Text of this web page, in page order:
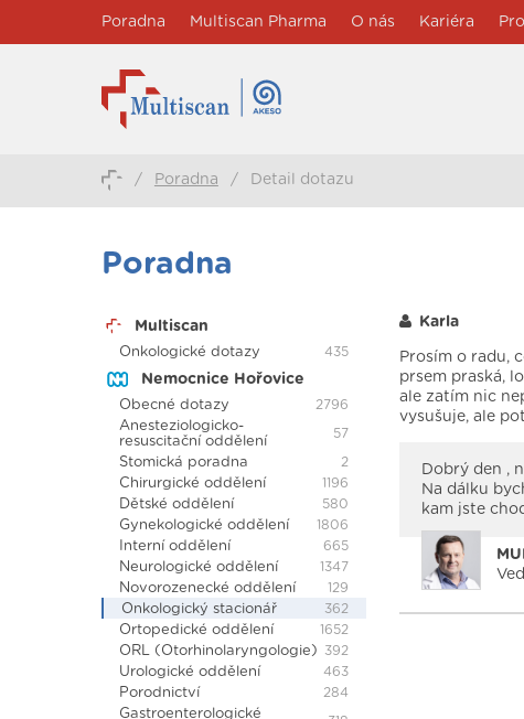
Poradna Multiscan Pharma O nás Kariéra
/ Poradna / Detail dotazu
Poradna
Multiscan
Onkologické dotazy 435
Nemocnice Hořovice
Obecné dotazy 2796
Anesteziologicko-
resuscitační oddělení
57
Stomická poradna 2
Chirurgické oddělení 1196
Dětské oddělení 580
Gynekologické oddělení 1806
Interní oddělení 665
Neurologické oddělení 1347
Novorozenecké oddělení 129
Onkologický stacionář 362
Ortopedické oddělení 1652
ORL (Otorhinolaryngologie) 392
Urologické oddělení 463
Porodnictví 284
Gastroenterologické
Karla
Prosím o radu,
prsem praská,
ale zatím nic
vysušuje, ale
Dobrý den ,
Na dálku
kam jste